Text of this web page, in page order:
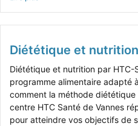
Diététique et
Diététique et nutrition par
programme alimentaire adapté
comment la méthode
centre HTC Santé de Vannes
pour atteindre vos objectifs de